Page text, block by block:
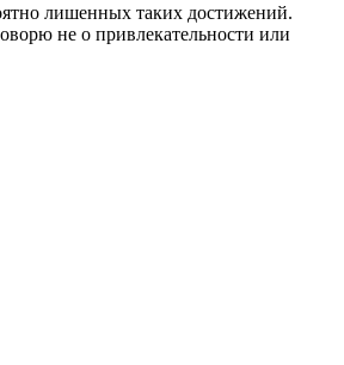
лишенных таких достижений.
не о привлекательности или